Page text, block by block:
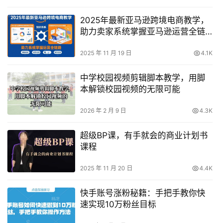
2025年最新亚马逊跨境电商教学，
助力卖家系统掌握亚马逊运营全链
2025 年 11 月 19 日 4.1K
中学校园视频剪辑脚本教学，用脚
本解锁校园视频的无限可能
2026 年 2 月 9 日 4.3K
超级BP课，有手就会的商业计划书
课程
2025 年 11 月 20 日 4.4K
快手账号涨粉秘籍：手把手教你快
速实现10万粉丝目标